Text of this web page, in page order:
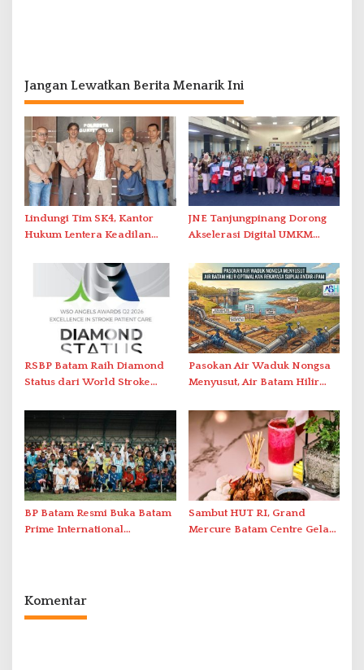
Jangan Lewatkan Berita Menarik Ini
Lindungi Tim SK4, Kantor
Hukum Lentera Keadilan
Perlawanan ke Petugas di
Bukik Batarah
JNE Tanjungpinang Dorong
Akselerasi Digital UMKM
2026
RSBP Batam Raih Diamond
Status dari World Stroke
Berstandar Internasional
Pasokan Air Waduk Nongsa
Menyusut, Air Batam Hilir
Antar-IPAM
BP Batam Resmi Buka Batam
Prime International
Sambut HUT RI, Grand
Mercure Batam Centre Gelar
Komentar